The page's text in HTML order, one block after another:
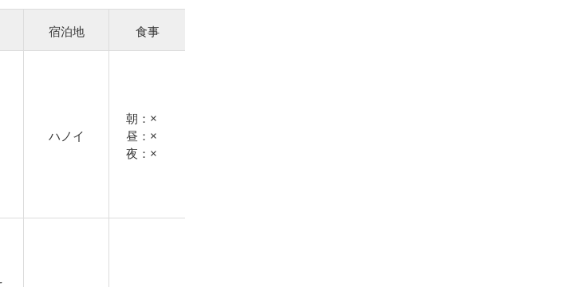
宿泊地 食事
ハノイ
朝：×
昼：×
夜：×